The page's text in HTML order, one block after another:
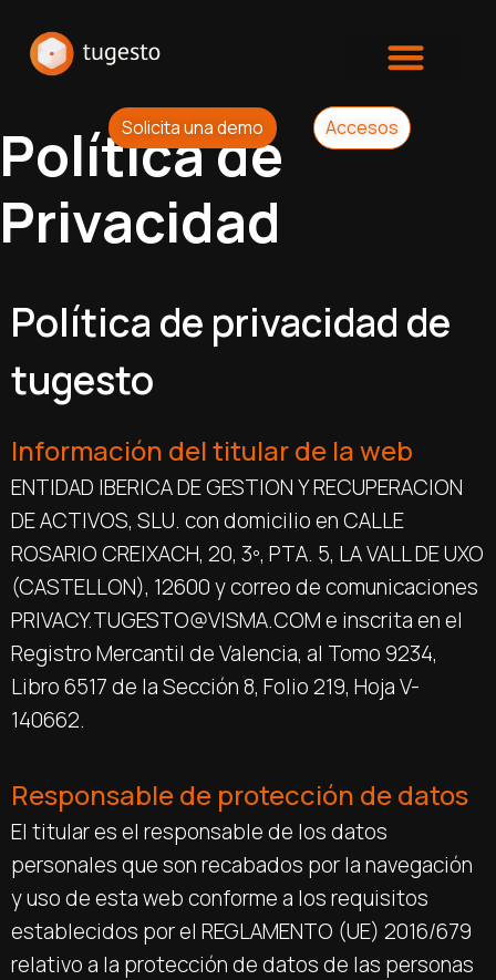
Solicita una demo Accesos
Política de
Privacidad
Política de privacidad de
tugesto
Información del titular de la web
ENTIDAD IBERICA DE GESTION Y RECUPERACION
DE ACTIVOS, SLU. con domicilio en CALLE
ROSARIO CREIXACH, 20, 3º, PTA. 5, LA VALL DE UXO
(CASTELLON), 12600 y correo de comunicaciones
PRIVACY.TUGESTO@VISMA.COM e inscrita en el
Registro Mercantil de Valencia, al Tomo 9234,
Libro 6517 de la Sección 8, Folio 219, Hoja V-
140662.
Responsable de protección de datos
El titular es el responsable de los datos
personales que son recabados por la navegación
y uso de esta web conforme a los requisitos
establecidos por el REGLAMENTO (UE) 2016/679
relativo a la protección de datos de las personas